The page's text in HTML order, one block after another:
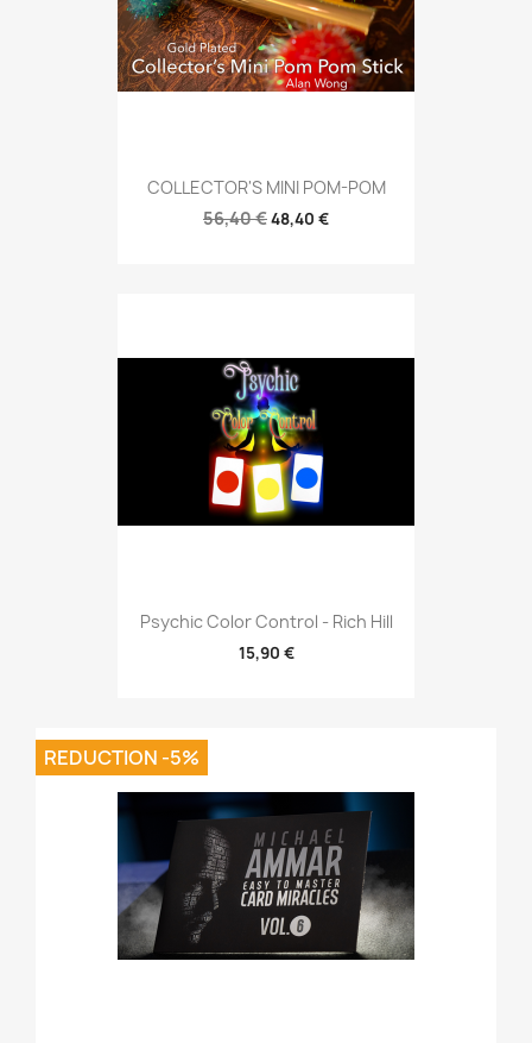
COLLECTOR'S MINI POM-POM
56,40 €48,40 €
Psychic Color Control - Rich Hill
15,90 €
REDUCTION -5%